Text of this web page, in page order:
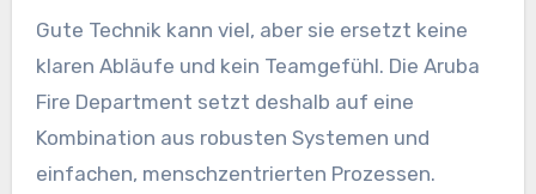
Gute Technik kann viel, aber sie ersetzt keine
klaren Abläufe und kein Teamgefühl. Die Aruba
Fire Department setzt deshalb auf eine
Kombination aus robusten Systemen und
einfachen, menschzentrierten Prozessen.